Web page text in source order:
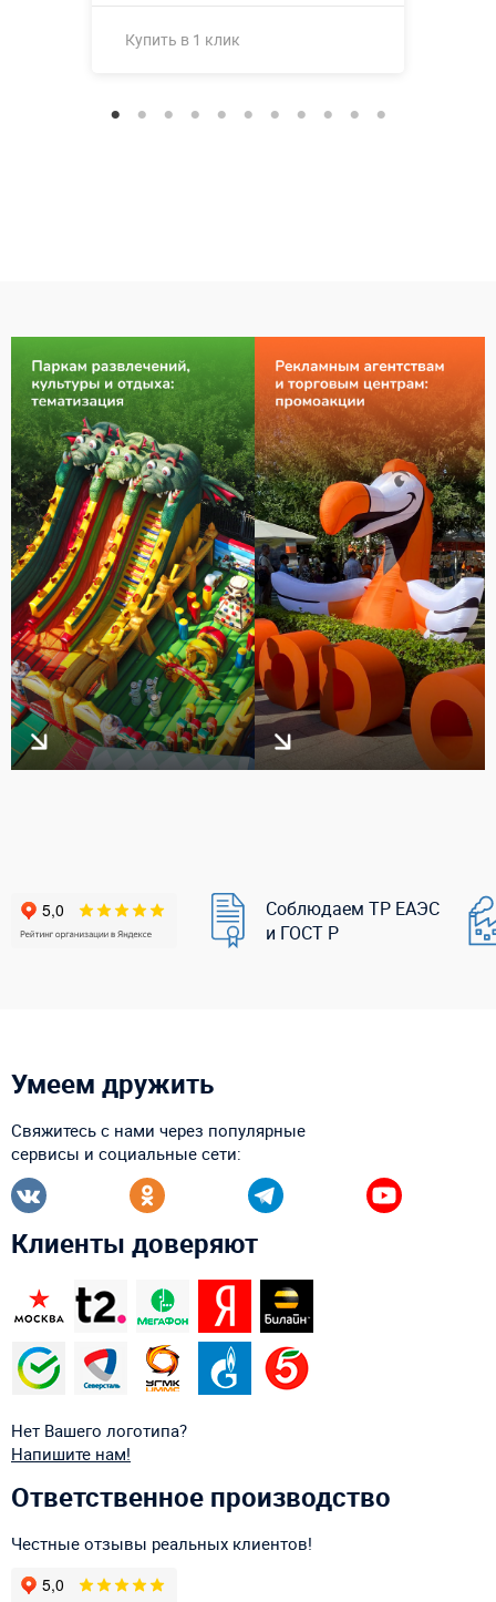
Купить в 1 клик
Соблюдаем ТР ЕАЭС
и ГОСТ Р
Умеем дружить
Свяжитесь с нами через популярные
сервисы и социальные сети:
Клиенты доверяют
Нет Вашего логотипа?
Напишите нам!
Ответственное производство
Честные отзывы реальных клиентов!